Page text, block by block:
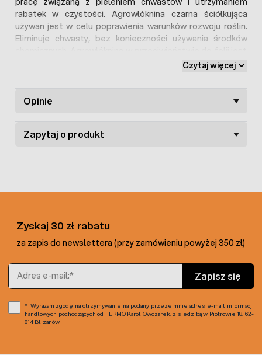
rabatek w czystości. Agrowłóknina czarna ściółkująca
używan jest w celu poprawienia warunków rozwoju roślin.
Eliminuje chwasty, bez konieczności używania środków
przepuszczalna dla wody, dzięki czemu nie dochodzi do
Czytaj więcej
Opinie
Zapytaj o produkt
Zyskaj 30 zł rabatu
za zapis do newslettera (przy zamówieniu powyżej 350 zł)
Adres e-mail
Zapisz się
Wyrażam zgodę na otrzymywanie na podany przeze mnie adres e-mail informacji
handlowych pochodzących od FERMO Karol Owczarek, z siedzibą w Piotrowie 18, 62-
814 Blizanów.